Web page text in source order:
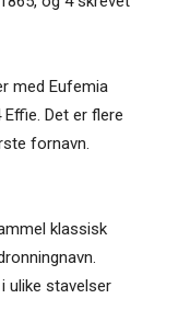
med Eufemia
Det er flere
fornavn.
klassisk
ulike stavelser